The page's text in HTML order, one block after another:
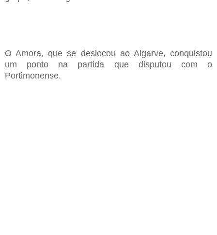
O Amora, que se deslocou ao Algarve, conquistou
um ponto na partida que disputou com o
Portimonense.